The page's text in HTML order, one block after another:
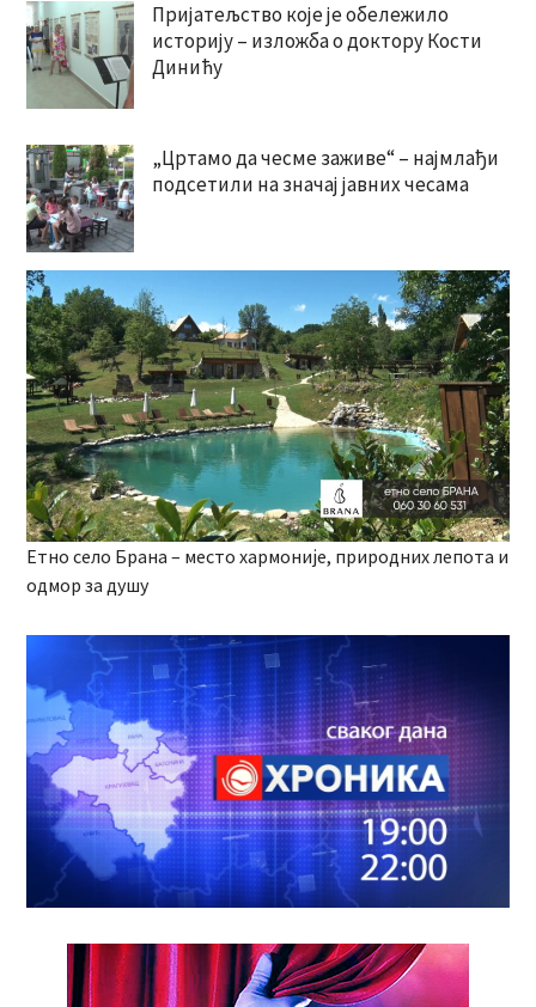
Пријатељство које је обележило
историју – изложба о доктору Кости
Динићу
„Цртамо да чесме заживе“ – најмлађи
подсетили на значај јавних чесама
Етно село Брана – место хармоније, природних лепота и
одмор за душу